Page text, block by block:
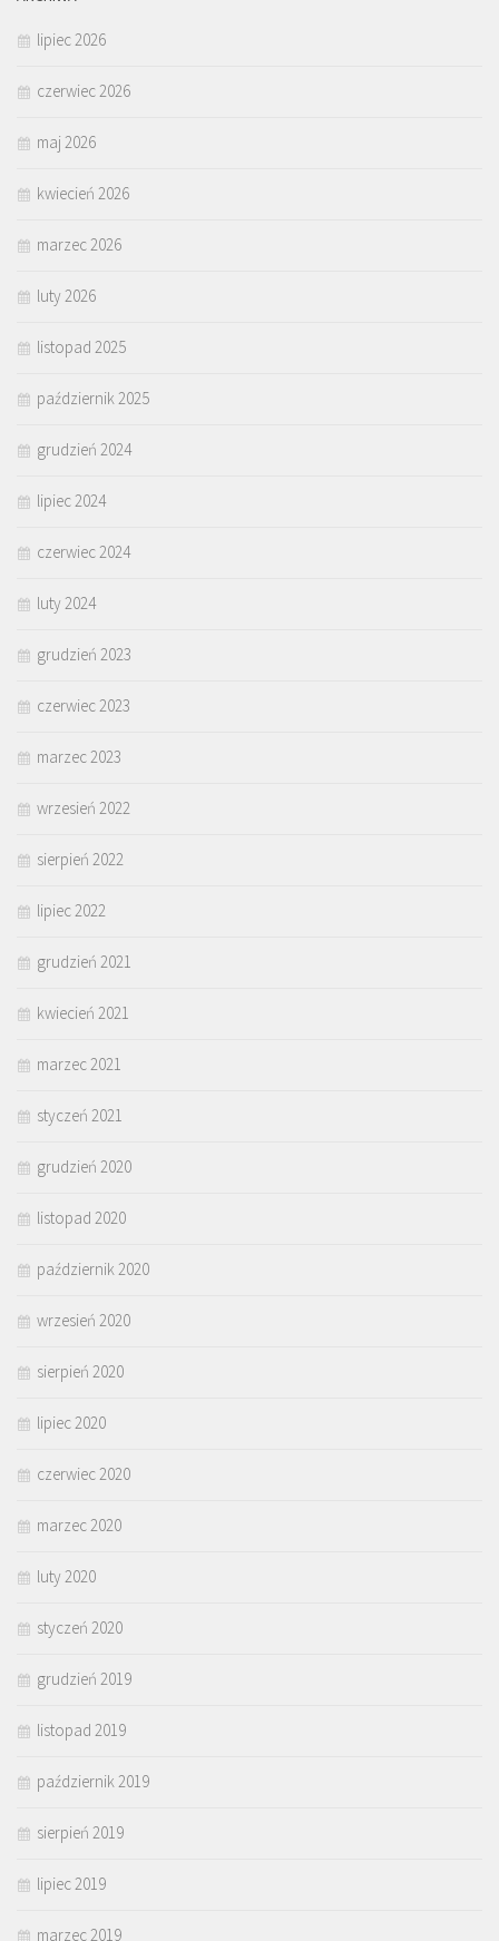
lipiec 2026
czerwiec 2026
maj 2026
kwiecień 2026
marzec 2026
luty 2026
listopad 2025
październik 2025
grudzień 2024
lipiec 2024
czerwiec 2024
luty 2024
grudzień 2023
czerwiec 2023
marzec 2023
wrzesień 2022
sierpień 2022
lipiec 2022
grudzień 2021
kwiecień 2021
marzec 2021
styczeń 2021
grudzień 2020
listopad 2020
październik 2020
wrzesień 2020
sierpień 2020
lipiec 2020
czerwiec 2020
marzec 2020
luty 2020
styczeń 2020
grudzień 2019
listopad 2019
październik 2019
sierpień 2019
lipiec 2019
marzec 2019